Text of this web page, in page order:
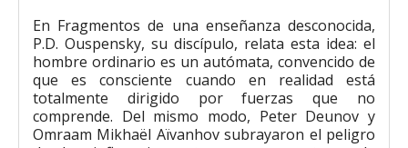
En Fragmentos de una enseñanza desconocida,
P.D. Ouspensky, su discípulo, relata esta idea: el
hombre ordinario es un autómata, convencido de
que es consciente cuando en realidad está
totalmente dirigido por fuerzas que no
comprende. Del mismo modo, Peter Deunov y
Omraam Mikhaël Aïvanhov subrayaron el peligro